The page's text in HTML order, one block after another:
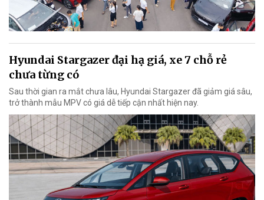
Hyundai Stargazer đại hạ giá, xe 7 chỗ rẻ
chưa từng có
Sau thời gian ra mắt chưa lâu, Hyundai Stargazer đã giảm giá sâu,
trở thành mẫu MPV có giá dễ tiếp cận nhất hiện nay.